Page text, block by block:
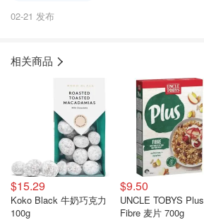
02-21 发布
相关商品
$15.29
Koko Black 牛奶巧克力
100g
$9.50
UNCLE TOBYS Plus
Fibre 麦片 700g